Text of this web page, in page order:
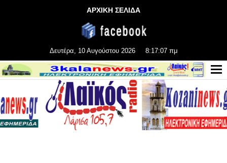
ΑΡΧΙΚΗ ΣΕΛΙΔΑ
Δευτέρα, 10 Αυγούστου 2026 8:17:07 πμ